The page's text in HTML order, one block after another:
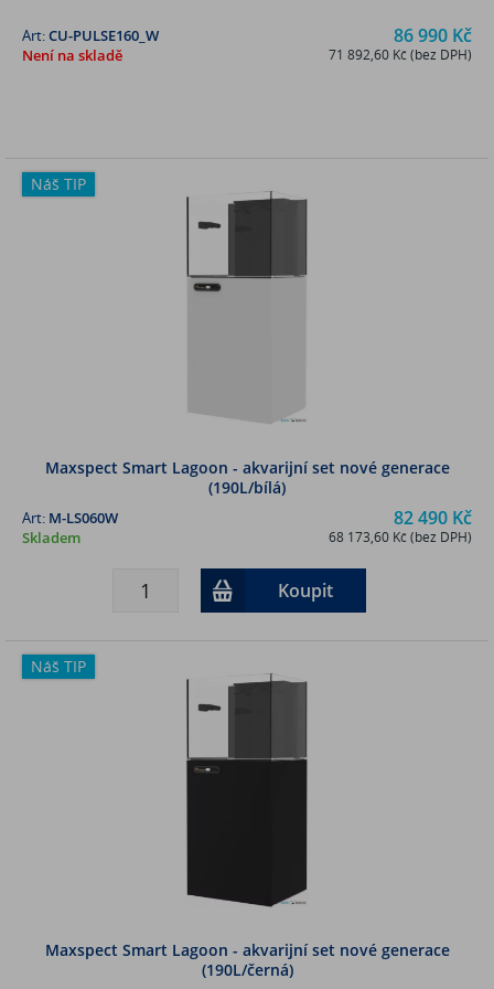
86 990 Kč
71 892,60 Kč (bez DPH)
Art:CU-PULSE160_W
Není na skladě
Náš TIP
Maxspect Smart Lagoon - akvarijní set nové generace
(190L/bílá)
82 490 Kč
68 173,60 Kč (bez DPH)
Art: M-LS060W
Skladem
Koupit
Náš TIP
Maxspect Smart Lagoon - akvarijní set nové generace
(190L/černá)